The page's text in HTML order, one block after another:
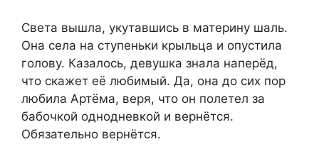
Света вышла, укутавшись в материну шаль.
Она села на ступеньки крыльца и опустила
голову. Казалось, девушка знала наперёд,
что скажет её любимый. Да, она до сих пор
любила Артёма, веря, что он полетел за
бабочкой однодневкой и вернётся.
Обязательно вернётся.